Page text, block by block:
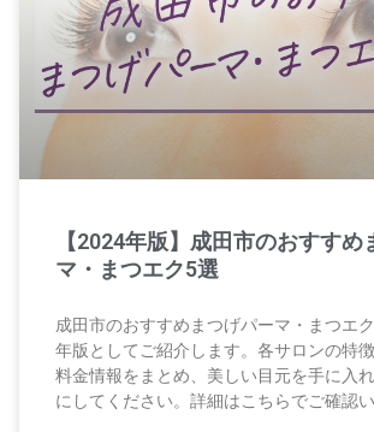
【2024年版】成田市のおすすめ
マ・まつエク5選
成田市のおすすめまつげパーマ・まつエ
年版としてご紹介します。各サロンの特徴
料金情報をまとめ、美しい目元を手に入
にしてください。詳細はこちらでご確認い